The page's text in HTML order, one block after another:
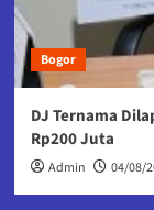
Bogor
DJ Ternama
Rp200 Juta
Admin 04/08/